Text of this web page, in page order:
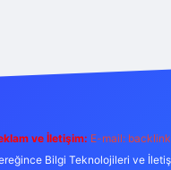
ve İletişim: E-mail:
Bilgi Teknolojileri ve